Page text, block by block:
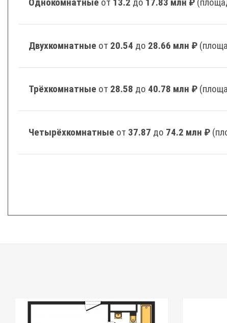
Двухкомнатные от 20.54 до 28.66 млн ₽
Трёхкомнатные от 28.58 до 40.78 млн ₽
Четырёхкомнатные от 37.87 до 74.2 млн ₽